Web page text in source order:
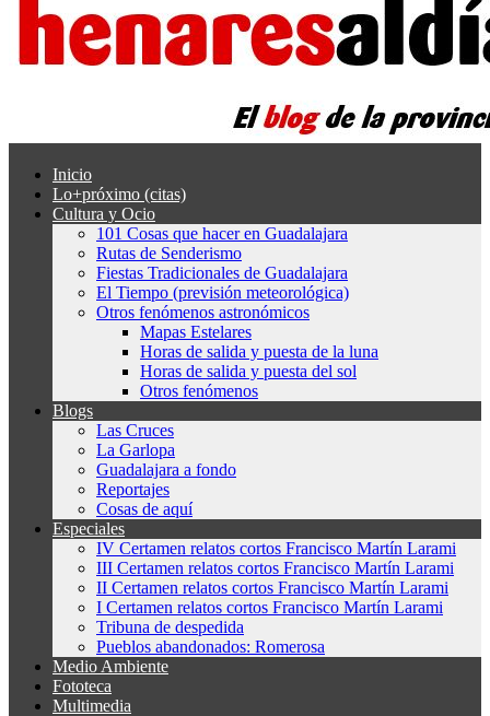
Inicio
Lo+próximo (citas)
Cultura y Ocio
101 Cosas que hacer en Guadalajara
Rutas de Senderismo
Fiestas Tradicionales de Guadalajara
El Tiempo (previsión meteorológica)
Otros fenómenos astronómicos
Mapas Estelares
Horas de salida y puesta de la luna
Horas de salida y puesta del sol
Otros fenómenos
Blogs
Las Cruces
La Garlopa
Guadalajara a fondo
Reportajes
Cosas de aquí
Especiales
IV Certamen relatos cortos Francisco Martín Larami
III Certamen relatos cortos Francisco Martín Larami
II Certamen relatos cortos Francisco Martín Larami
I Certamen relatos cortos Francisco Martín Larami
Tribuna de despedida
Pueblos abandonados: Romerosa
Medio Ambiente
Fototeca
Multimedia